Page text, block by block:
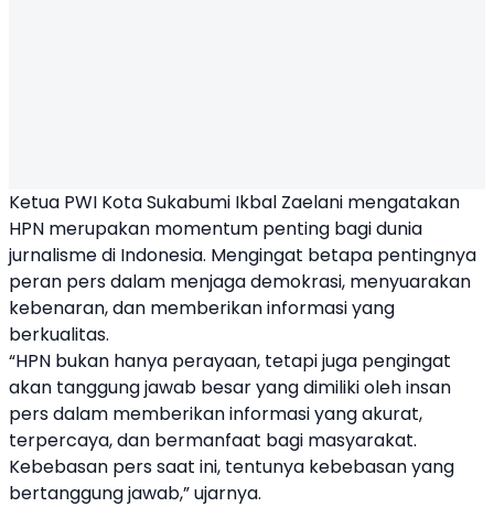
Ketua PWI Kota Sukabumi Ikbal Zaelani mengatakan
HPN merupakan momentum penting bagi dunia
jurnalisme di Indonesia. Mengingat betapa pentingnya
peran pers dalam menjaga demokrasi, menyuarakan
kebenaran, dan memberikan informasi yang
berkualitas.
“HPN bukan hanya perayaan, tetapi juga pengingat
akan tanggung jawab besar yang dimiliki oleh insan
pers dalam memberikan informasi yang akurat,
terpercaya, dan bermanfaat bagi masyarakat.
Kebebasan pers saat ini, tentunya kebebasan yang
bertanggung jawab,” ujarnya.